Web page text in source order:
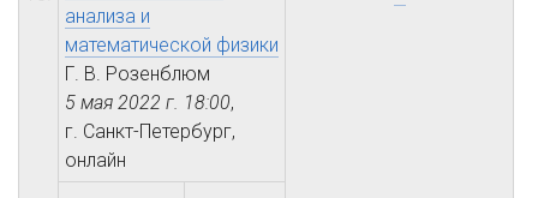
анализа и
математической физики
Г. В. Розенблюм
5 мая 2022 г. 18:00,
г. Санкт-Петербург,
онлайн